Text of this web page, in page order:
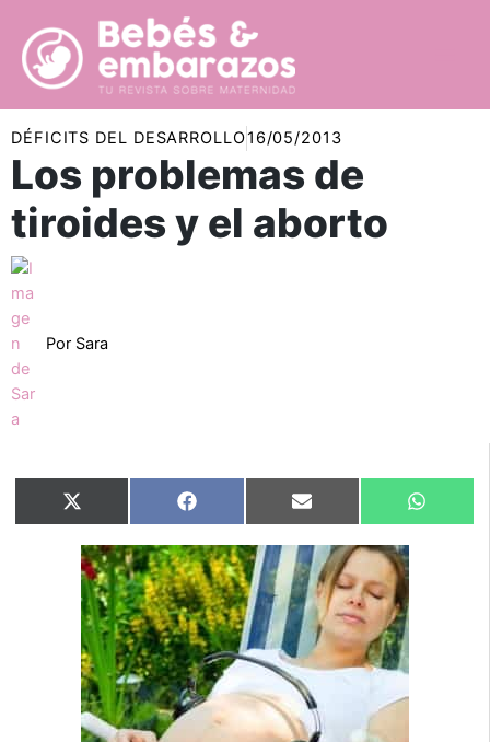
contenido
DÉFICITS DEL DESARROLLO16/05/2013
Los problemas de
tiroides y el aborto
Por Sara
Compartir
en
X
(Twitter)
Compartir
en
Facebook Compartir
en
Email
en